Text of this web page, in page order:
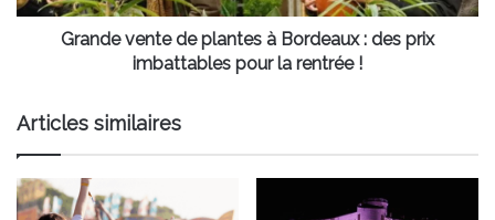
prix
imbattables
!
Grande vente de plantes à Bordeaux : des prix
imbattables pour la rentrée !
Articles similaires